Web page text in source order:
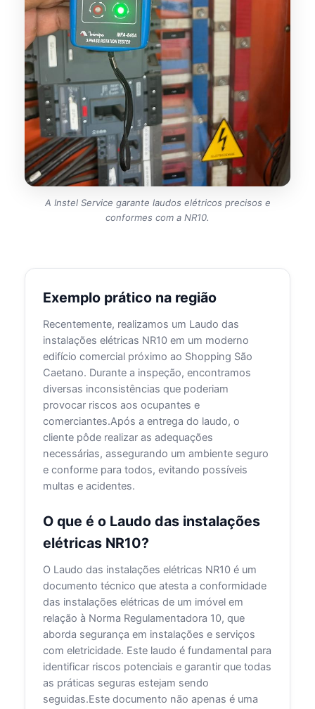
A Instel Service garante laudos elétricos precisos e
conformes com a NR10.
Exemplo prático na região
Recentemente, realizamos um Laudo das
instalações elétricas NR10 em um moderno
edifício comercial próximo ao Shopping São
Caetano. Durante a inspeção, encontramos
diversas inconsistências que poderiam
provocar riscos aos ocupantes e
comerciantes.Após a entrega do laudo, o
cliente pôde realizar as adequações
necessárias, assegurando um ambiente seguro
e conforme para todos, evitando possíveis
multas e acidentes.
O que é o Laudo das instalações
elétricas NR10?
O Laudo das instalações elétricas NR10 é um
documento técnico que atesta a conformidade
das instalações elétricas de um imóvel em
relação à Norma Regulamentadora 10, que
aborda segurança em instalações e serviços
com eletricidade. Este laudo é fundamental para
identificar riscos potenciais e garantir que todas
as práticas seguras estejam sendo
seguidas.Este documento não apenas é uma